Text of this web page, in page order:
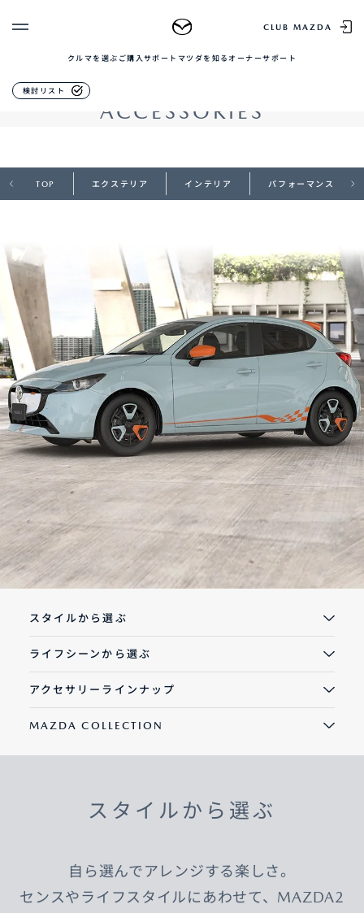
CLUB MAZDA
クルマを選ぶ ご購入サポート マツダを知る オーナーサポート
検討リスト
車種・グレード比較
ご購入サポート
試乗車検索
購入相談
マツダを知る
オーナーサポート
中古車
リコール情報
お問合せ/FAQ
企業・IR・採用
ログイン
CLUB MAZDAとは
登録情報の変更
お知らせ配信の登録・解除
MAZDA2
ACCESSORIES
TOP エクステリア インテリア パフォーマンス
スタイルから選ぶ
ライフシーンから選ぶ
アクセサリーラインナップ
MAZDA COLLECTION
スタイルから選ぶ
自ら選んでアレンジする楽しさ。
センスやライフスタイルにあわせて、MAZDA2